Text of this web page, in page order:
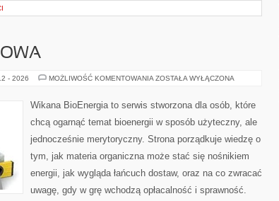
- 2026 MOŻLIWOŚĆ KOMENTOWANIA ENERGIA
ZOSTAŁA WYŁĄCZONA
Wikana BioEnergia to serwis stworzona dla osób, które
chcą ogarnąć temat bioenergii w sposób użyteczny, ale
jednocześnie merytoryczny. Strona porządkuje wiedzę o
tym, jak materia organiczna może stać się nośnikiem
energii, jak wygląda łańcuch dostaw, oraz na co zwracać
uwagę, gdy w grę wchodzą opłacalność i sprawność.